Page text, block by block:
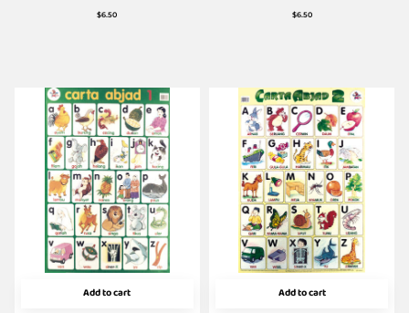
$6.50 $6.50
Add to cart Add to cart